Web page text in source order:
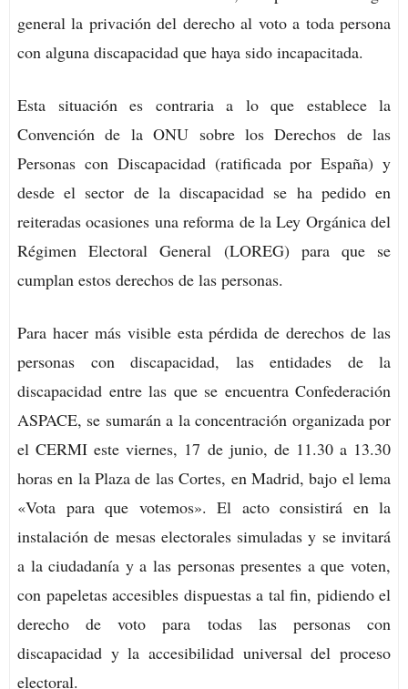
general la privación del derecho al voto a toda persona
con alguna discapacidad que haya sido incapacitada.
Esta situación es contraria a lo que establece la
Convención de la ONU sobre los Derechos de las
Personas con Discapacidad (ratificada por España) y
desde el sector de la discapacidad se ha pedido en
reiteradas ocasiones una reforma de la Ley Orgánica del
Régimen Electoral General (LOREG) para que se
cumplan estos derechos de las personas.
Para hacer más visible esta pérdida de derechos de las
personas con discapacidad, las entidades de la
discapacidad entre las que se encuentra Confederación
ASPACE, se sumarán a la concentración organizada por
el CERMI este viernes, 17 de junio, de 11.30 a 13.30
horas en la Plaza de las Cortes, en Madrid, bajo el lema
«Vota para que votemos». El acto consistirá en la
instalación de mesas electorales simuladas y se invitará
a la ciudadanía y a las personas presentes a que voten,
con papeletas accesibles dispuestas a tal fin, pidiendo el
derecho de voto para todas las personas con
discapacidad y la accesibilidad universal del proceso
electoral.